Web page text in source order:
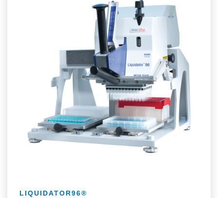
LIQUIDATOR96®